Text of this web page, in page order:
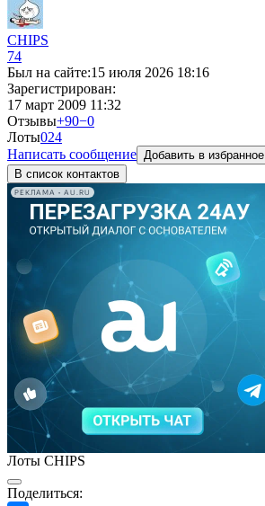
CHIPS
74
Был на сайте:15 июля 2026 18:16
Зарегистрирован:
17 март 2009 11:32
Отзывы+90−0
Лоты024
Написать сообщение Добавить в избранное
В список контактов
РЕКЛАМА • AU.RU
Лоты CHIPS
Поделиться: